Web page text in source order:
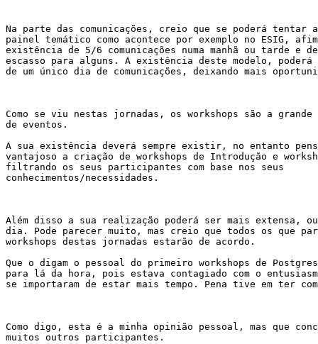
Na parte das comunicações, creio que se poderá tentar
painel temático como acontece por exemplo no ESIG,
existência de 5/6 comunicações numa manhã ou tarde e
escasso para alguns. A existência deste modelo,
de um único dia de comunicações, deixando mais
Como se viu nestas jornadas, os workshops são a
de eventos.
A sua existência deverá sempre existir, no entanto
vantajoso a criação de workshops de Introdução e
filtrando os seus participantes com base nos seus
conhecimentos/necessidades.
Além disso a sua realização poderá ser mais extensa,
dia. Pode parecer muito, mas creio que todos os que
workshops destas jornadas estarão de acordo.
Que o digam o pessoal do primeiro workshops de
para lá da hora, pois estava contagiado com o
se importaram de estar mais tempo. Pena tive em ter
Como digo, esta é a minha opinião pessoal, mas que
muitos outros participantes.